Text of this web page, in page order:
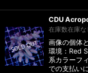
CDU
在庫数在庫な
画像の個体
環境：Red
系カラーフ
での支払い